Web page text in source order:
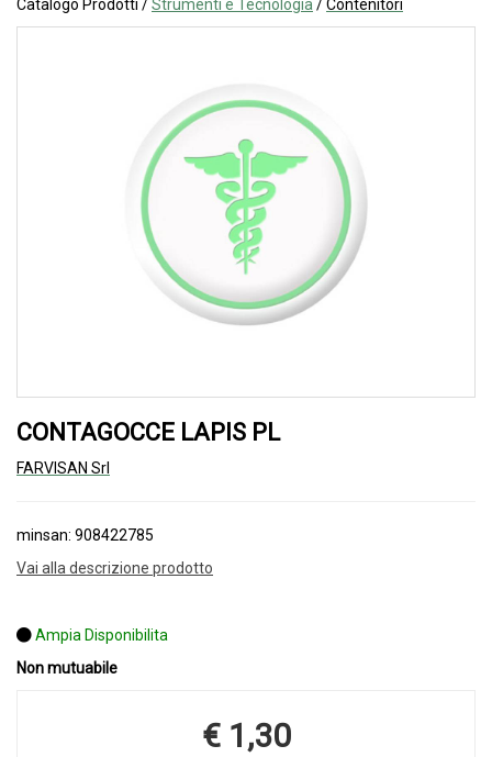
Catalogo Prodotti /Strumenti e Tecnologia /Contenitori
CONTAGOCCE LAPIS PL
FARVISAN Srl
minsan: 908422785
Vai alla descrizione prodotto
Ampia Disponibilita
Non mutuabile
Prezzo
€ 1,30